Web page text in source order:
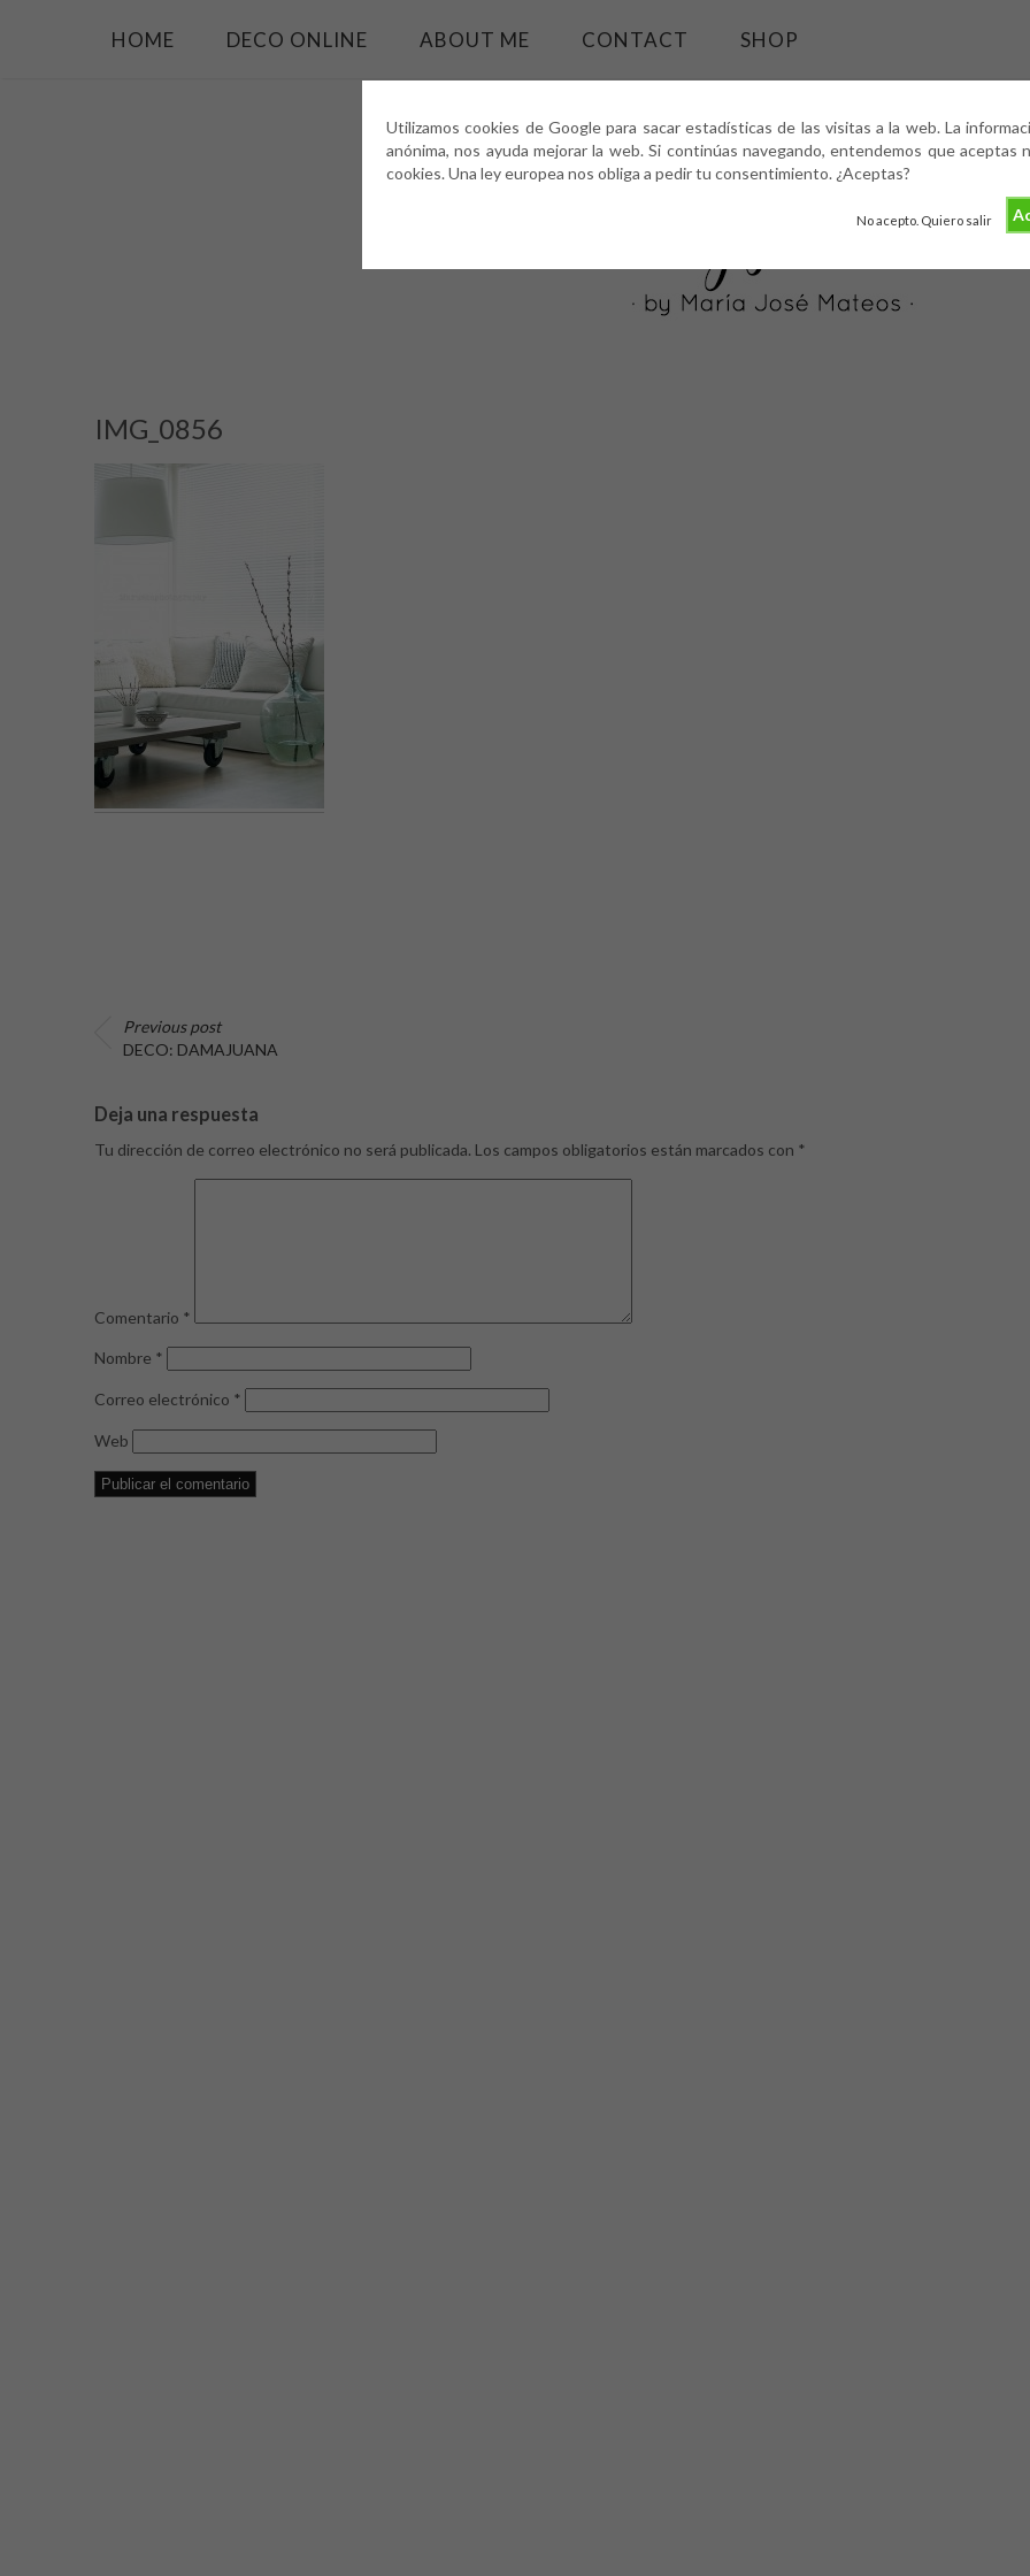
Utilizamos cookies de Google para sacar estadísticas de las visitas a la web. La
anónima, nos ayuda mejorar la web. Si continúas navegando, entendemos que aceptas
cookies. Una ley europea nos obliga a pedir tu consentimiento. ¿Aceptas?
No acepto. Quiero salir
HOME DECO ONLINE ABOUT ME CONTACT SHOP
IMG_0856
Previous post
DECO: DAMAJUANA
Deja una respuesta
Tu dirección de correo electrónico no será publicada. Los campos obligatorios están marcados con *
Comentario *
Nombre *
Correo electrónico *
Web